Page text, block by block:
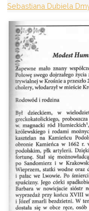
Sebastiana Dubiela